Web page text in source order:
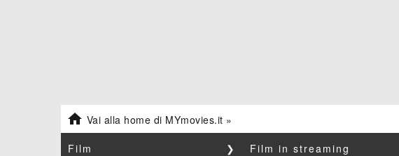
 Vai alla home di MYmovies.it »
Film ❯ Film in streaming